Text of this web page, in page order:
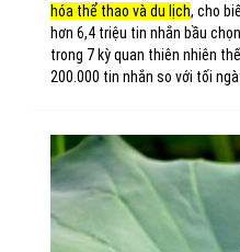
hóa thể thao và du lịch, cho
hơn 6,4 triệu tin nhắn bầu
trong 7 kỳ quan thiên nhiên
200.000 tin nhắn so với tối